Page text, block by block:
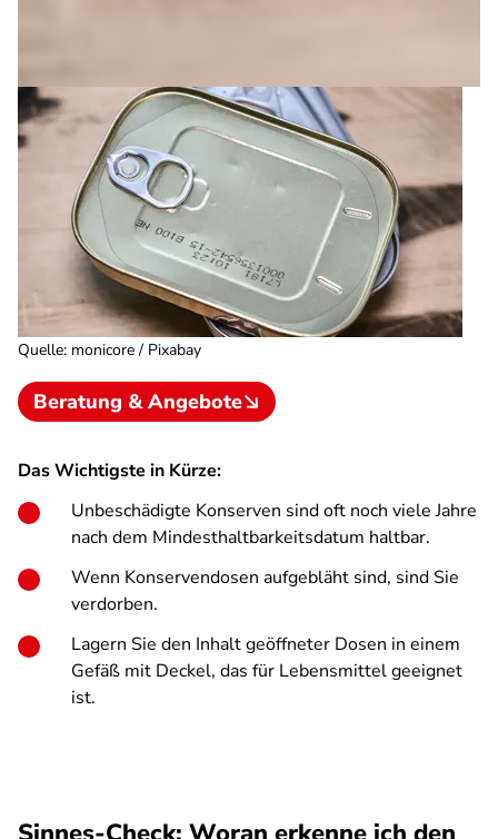
Quelle: monicore / Pixabay
Beratung & Angebote
Das Wichtigste in Kürze:
Unbeschädigte Konserven sind oft noch viele Jahre
nach dem Mindesthaltbarkeitsdatum haltbar.
Wenn Konservendosen aufgebläht sind, sind Sie
verdorben.
Lagern Sie den Inhalt geöffneter Dosen in einem
Gefäß mit Deckel, das für Lebensmittel geeignet
ist.